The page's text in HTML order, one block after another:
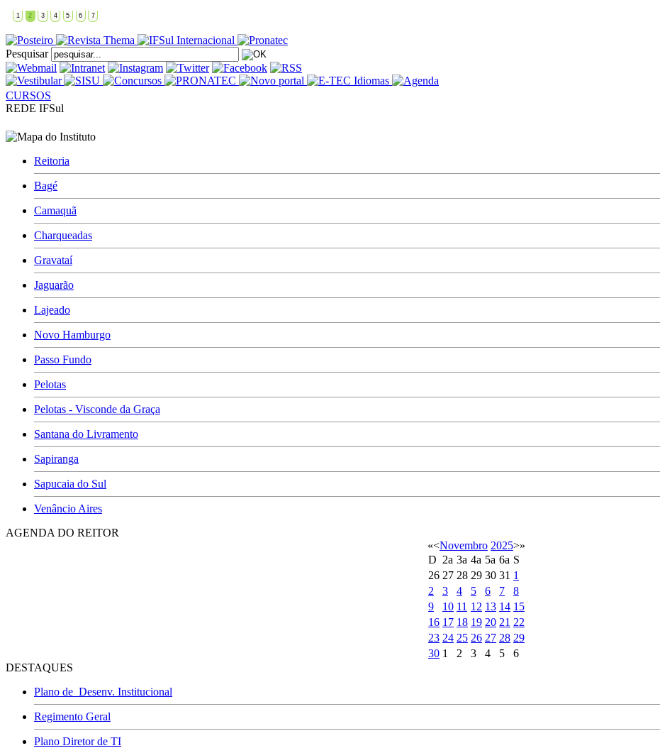
1 2 3 4 5 6 7
Pesquisar
CURSOS
REDE IFSul
Reitoria
Bagé
Camaquã
Charqueadas
Gravataí
Jaguarão
Lajeado
Novo Hamburgo
Passo Fundo
Pelotas
Pelotas - Visconde da Graça
Santana do Livramento
Sapiranga
Sapucaia do Sul
Venâncio Aires
AGENDA DO REITOR
«<Novembro 2025>»
D 2a 3a 4a 5a 6a S
26 27 28 29 30 31 1
2
3 4 5 6 7
8
9
10 11 12 13 14 15
16 17 18 19 20 21 22
23 24 25 26 27 28 29
30 1 2 3 4 5
6
DESTAQUES
Plano de Desenv. Institucional
Regimento Geral
Plano Diretor de TI